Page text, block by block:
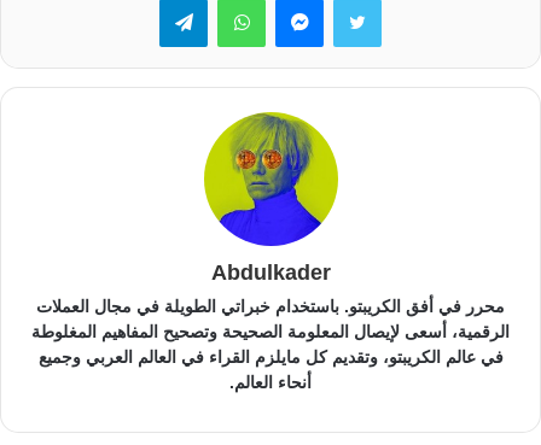
Abdulkader
محرر في أفق الكريبتو. باستخدام خبراتي الطويلة في مجال العملات
الرقمية، أسعى لإيصال المعلومة الصحيحة وتصحيح المفاهيم المغلوطة
في عالم الكريبتو، وتقديم كل مايلزم القراء في العالم العربي وجميع
أنحاء العالم.